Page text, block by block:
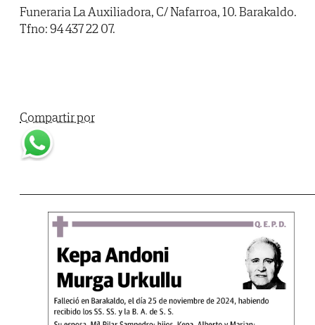
Funeraria La Auxiliadora, C/ Nafarroa, 10. Barakaldo.
Tfno: 94 437 22 07.
Compartir por